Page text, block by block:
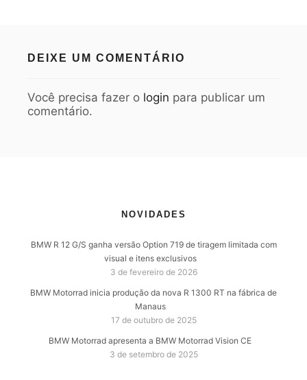
DEIXE UM COMENTÁRIO
Você precisa fazer o login para publicar um
comentário.
NOVIDADES
BMW R 12 G/S ganha versão Option 719 de tiragem limitada com
visual e itens exclusivos
3 de fevereiro de 2026
BMW Motorrad inicia produção da nova R 1300 RT na fábrica de
Manaus
17 de outubro de 2025
BMW Motorrad apresenta a BMW Motorrad Vision CE
3 de setembro de 2025